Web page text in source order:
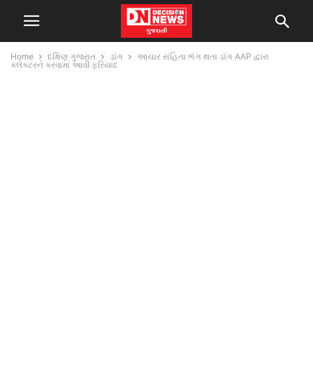
Home દક્ષિણ ગુજરાત ડાંગ
આચાર સંહિતા ભંગ થતા ડાંગ AAP દ્વારા
કલેકટરને કરવામાં આવી ફરિયાદ